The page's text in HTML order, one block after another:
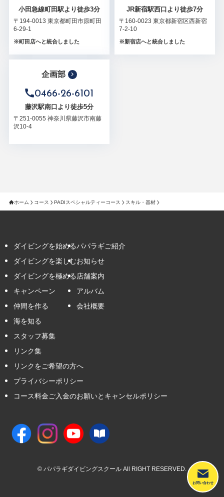
小田急線町田駅より徒歩3分
〒194-0013 東京都町田市原町田
6-29-1
※町田店へと統合しました
JR新宿駅西口より徒歩7分
〒160-0023 東京都新宿区西新宿
7-2-10
※新宿店へと統合しました
企画部
0466-26-6101
藤沢駅南口より徒歩5分
〒251-0055 神奈川県藤沢市南藤
沢10-4
ホーム コース PADIスペシャルティーコース スキル・器材
ダイビングを始める
ダイビングを楽しむ
ダイビングを極める
キャンペーン
仲間を作る
海を知る
パパラギご紹介
お知らせ
店舗案内
アルバム
会社概要
スタッフ募集
リンク集
リンクをご希望の方へ
プライバシーポリシー
コース料金ご入金のお願いとキャンセルポリシー
© パパラギダイビングスクール All RIGHT RESERVED.
お問い合わせ